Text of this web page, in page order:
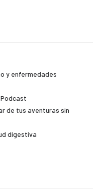
y enfermedades
de tus aventuras sin
digestiva